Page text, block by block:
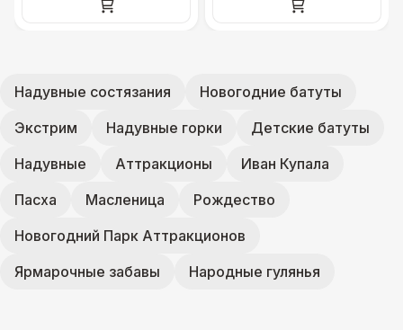
Надувные состязания
Новогодние батуты
Экстрим
Надувные горки
Детские батуты
Надувные
Аттракционы
Иван Купала
Пасха
Масленица
Рождество
Новогодний Парк Аттракционов
Ярмарочные забавы
Народные гулянья